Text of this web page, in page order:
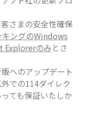
さまの安全性確保
ングのWindows
Explorerのみとさ
へのアップデート
での114ダイレク
ても保証いたしか